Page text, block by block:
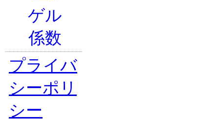
プライバ
シーポリ
シー